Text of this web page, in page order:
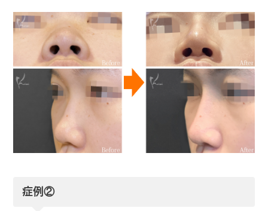
症例②